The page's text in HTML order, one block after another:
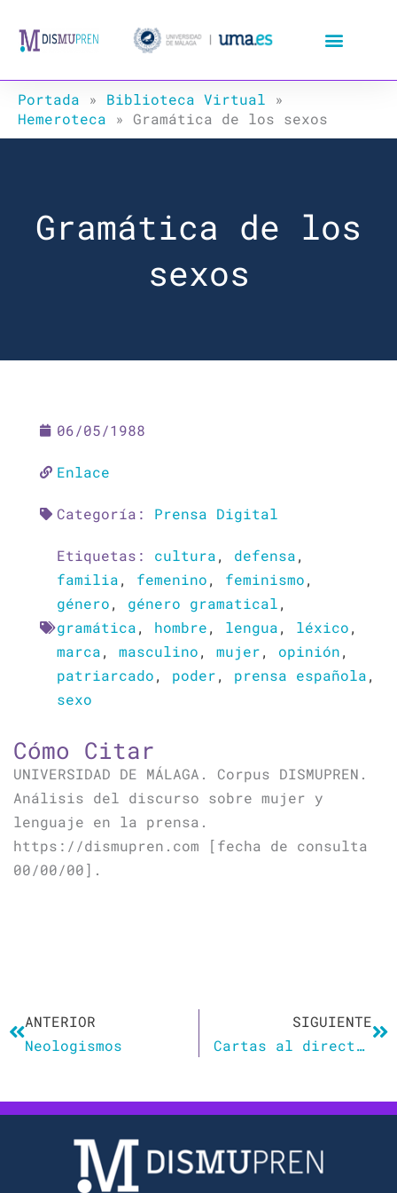
Portada » Biblioteca Virtual »
Hemeroteca » Gramática de los sexos
Gramática de los
sexos
06/05/1988
Enlace
Categoría: Prensa Digital
Etiquetas: cultura, defensa,
familia, femenino, feminismo,
género, género gramatical,
gramática, hombre, lengua, léxico,
marca, masculino, mujer, opinión,
patriarcado, poder, prensa española,
sexo
Cómo Citar
UNIVERSIDAD DE MÁLAGA. Corpus DISMUPREN.
Análisis del discurso sobre mujer y
lenguaje en la prensa.
https://dismupren.com [fecha de consulta
00/00/00].
ANTERIOR
Neologismos
SIGUIENTE
Cartas al director